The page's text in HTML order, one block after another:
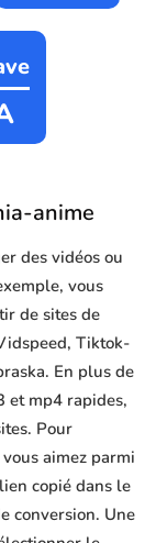
anime
des vidéos ou
vous
de sites de
Tiktok-
En plus de
et mp4 rapides,
Pour
aimez parmi
copié dans le
conversion. Une